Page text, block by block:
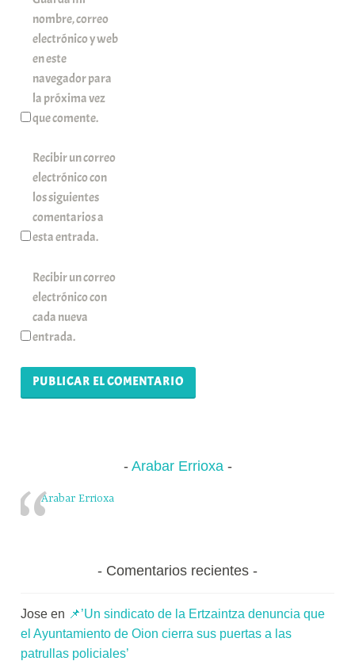
nombre, correo
electrónico y web
en este
navegador para
la próxima vez
que comente.
Recibir un correo
electrónico con
los siguientes
comentarios a
esta entrada.
Recibir un correo
electrónico con
cada nueva
entrada.
Arabar Errioxa
Arabar Errioxa
Comentarios recientes
Jose en 📌’Un sindicato de la Ertzaintza denuncia que
el Ayuntamiento de Oion cierra sus puertas a las
patrullas policiales’